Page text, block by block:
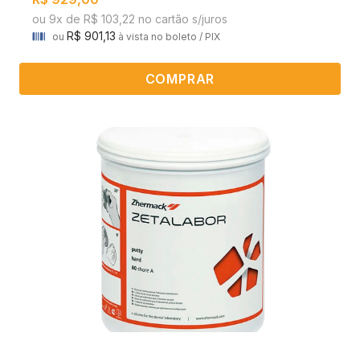
ou 9x de R$ 103,22 no cartão s/juros
ou R$ 901,13 à vista no boleto / PIX
COMPRAR